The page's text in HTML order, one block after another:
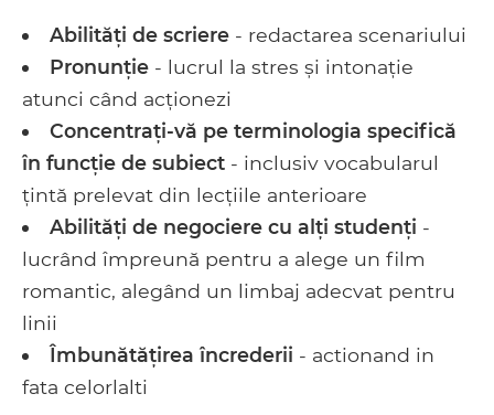
Abilități de scriere- redactarea scenariului
Pronunție- lucrul la stres și intonație
atunci când acționezi
Concentrați-vă pe terminologia specifică
în funcție de subiect - inclusiv vocabularul
țintă prelevat din lecțiile anterioare
Abilități de negociere cu alți studenți -
lucrând împreună pentru a alege un film
romantic, alegând un limbaj adecvat pentru
linii
Îmbunătățirea încrederii - actionand in
fata celorlalti